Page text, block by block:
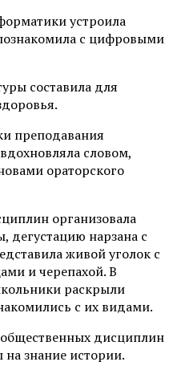
устроила
с цифровыми
составила для
преподавания
словом,
ораторского
организовала
дегустацию нарзана с
живой уголок с
и черепахой. В
раскрыли
с их видами.
дисциплин
знание истории.